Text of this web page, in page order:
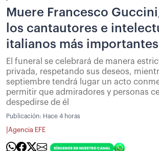
Muere Francesco
los cantautores e
italianos más importantes
El funeral se celebrará de manera
privada, respetando sus deseos,
septiembre tendrá lugar un acto
permitir que admiradores y personas
despedirse de él
Publicación: Hace 4 horas
Agencia EFE